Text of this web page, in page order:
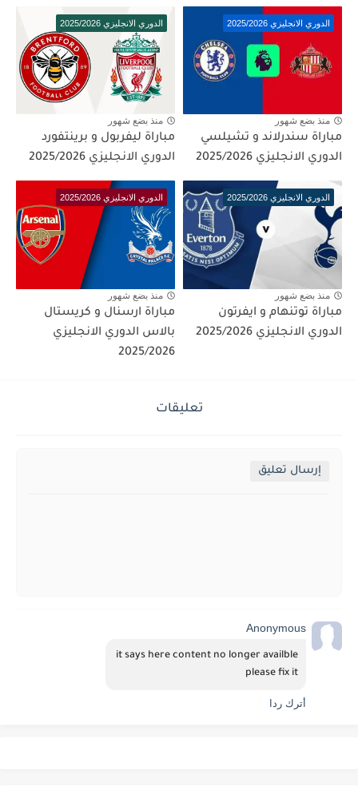
الدوري الانجليزي 2025/2026
منذ بضع شهور
مباراة سندرلاند و تشيلسي
الدوري الانجليزي 2025/2026
الدوري الانجليزي 2025/2026
منذ بضع شهور
مباراة ليفربول و برينتفورد
الدوري الانجليزي 2025/2026
الدوري الانجليزي 2025/2026
منذ بضع شهور
مباراة توتنهام و ايفرتون
الدوري الانجليزي 2025/2026
الدوري الانجليزي 2025/2026
منذ بضع شهور
مباراة ارسنال و كريستال
بالاس الدوري الانجليزي
2025/2026
تعليقات
إرسال تعليق
Anonymous
it says here content no longer availble
please fix it
أترك ردا